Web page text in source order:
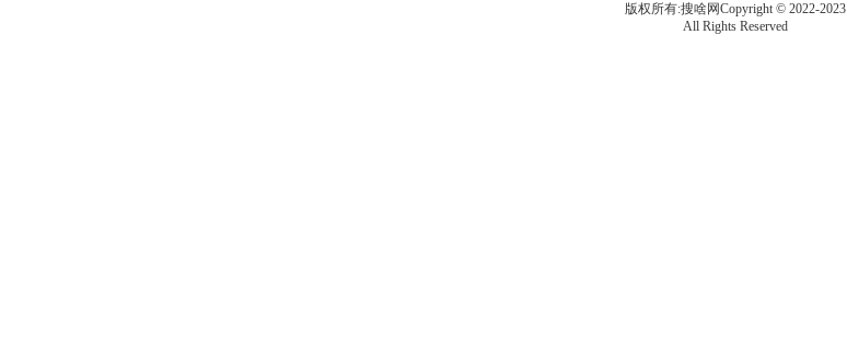
版权所有:搜啥网Copyright © 2022-2023
All Rights Reserved